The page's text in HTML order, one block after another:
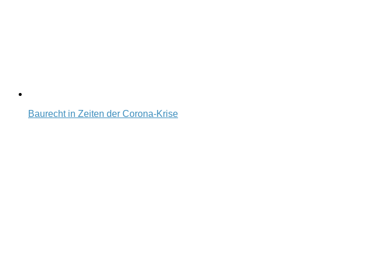
Baurecht in Zeiten der Corona-Krise